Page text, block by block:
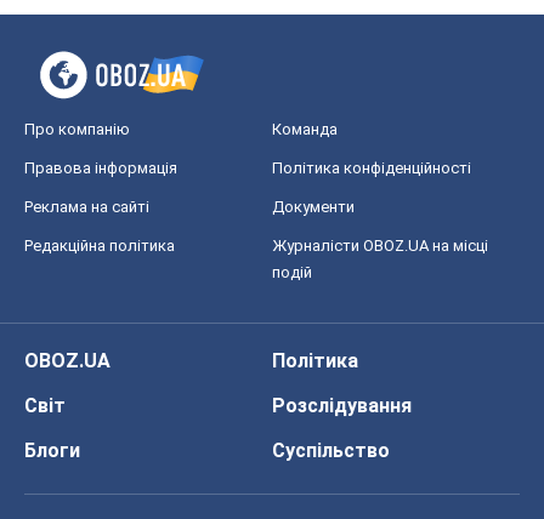
Про компанію Команда
Правова інформація Політика конфіденційності
Реклама на сайті Документи
Редакційна політика
Журналісти OBOZ.UA на місці
подій
OBOZ.UA
Політика
Світ
Розслідування
Блоги
Суспільство